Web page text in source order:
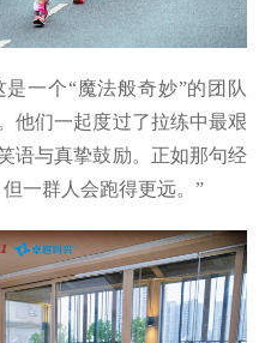
一个“魔法般奇妙”的团队
们一起度过了拉练中最艰
语与真挚鼓励。正如那句经
一群人会跑得更远。”